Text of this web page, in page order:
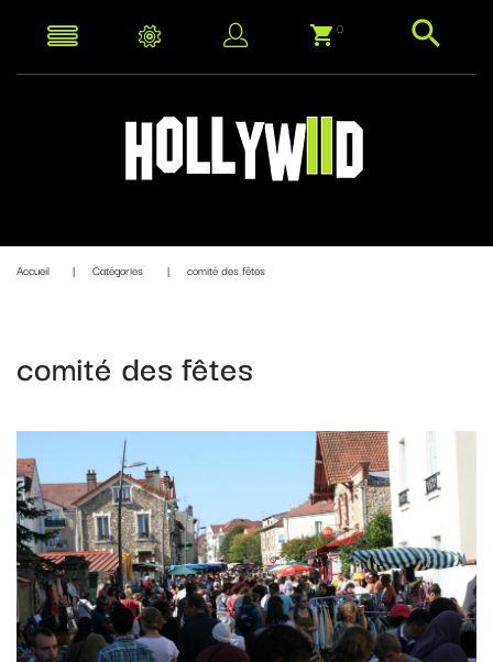
0
Accueil Catégories comité des fêtes
comité des fêtes